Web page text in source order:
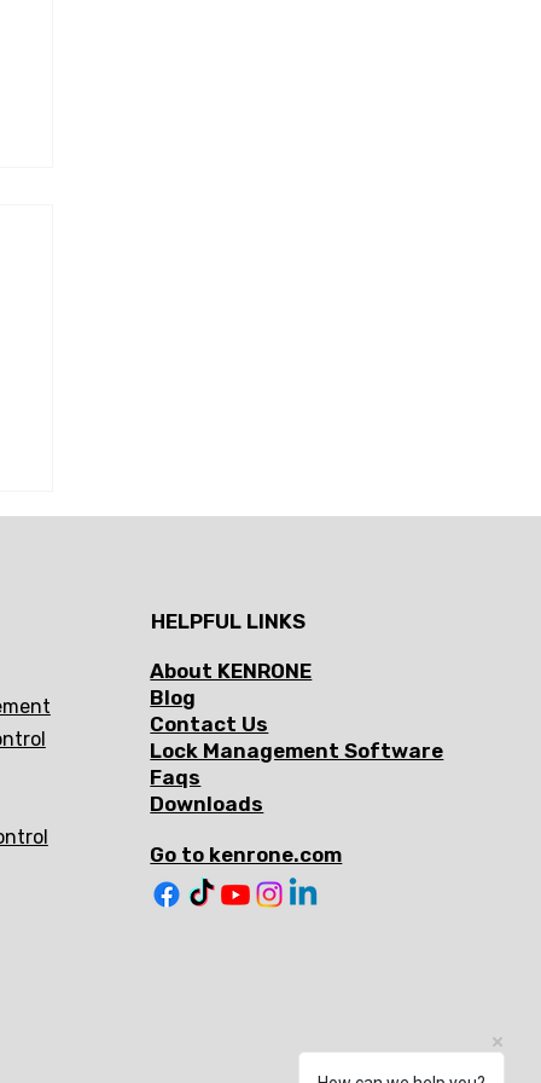
HELPFUL LINKS
About KENRONE
Blog
Contact Us
Lock Management Software
Faqs
Downloads
Go to kenrone.com